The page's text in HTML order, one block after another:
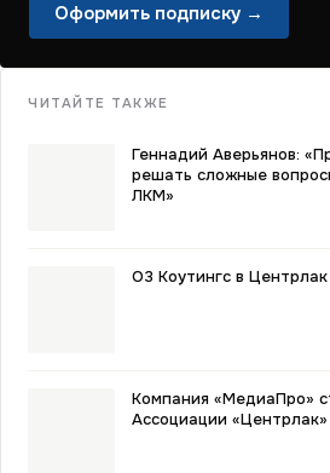
Оформить подписку →
ЧИТАЙТЕ ТАКЖЕ
Геннадий Аверьянов:
решать сложные
ЛКМ»
О3 Коутингс в Центрлак
Компания «МедиаПро»
Ассоциации «Центрлак»